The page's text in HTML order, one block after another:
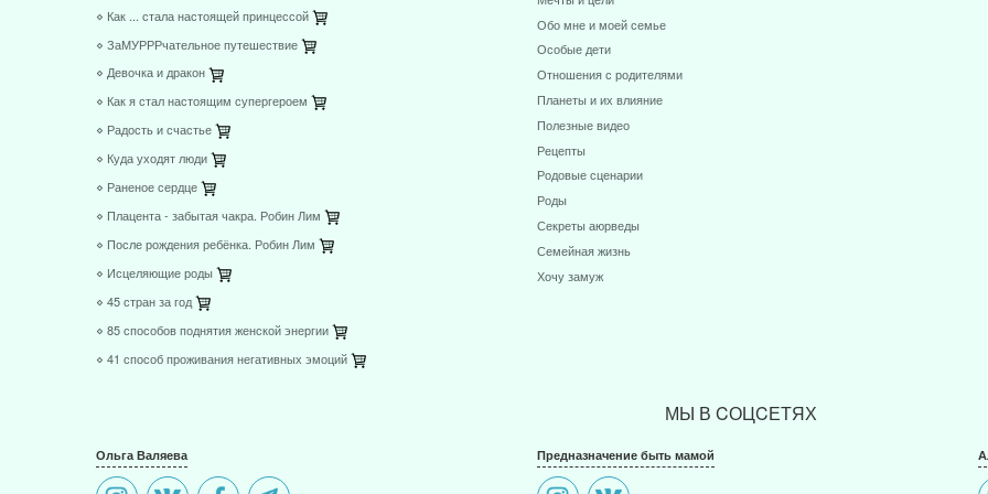
⋄ Как ... стала настоящей принцессой
⋄ ЗаМУРРРчательное путешествие
⋄ Девочка и дракон
⋄ Как я стал настоящим супергероем
⋄ Радость и счастье
⋄ Куда уходят люди
⋄ Раненое сердце
⋄ Плацента - забытая чакра. Робин Лим
⋄ После рождения ребёнка. Робин Лим
⋄ Исцеляющие роды
⋄ 45 стран за год
⋄ 85 способов поднятия женской энергии
⋄ 41 способ проживания негативных эмоций
Обо мне и моей семье
Особые дети
Отношения с родителями
Планеты и их влияние
Полезные видео
Рецепты
Родовые сценарии
Роды
Секреты аюрведы
Семейная жизнь
Хочу замуж
МЫ В CОЦCЕТЯХ
Ольга Валяева Предназначение быть мамой